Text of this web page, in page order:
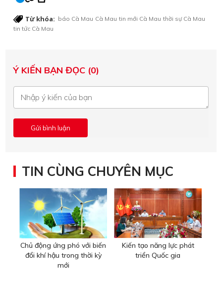
Từ khóa: báo Cà Mau Cà Mau tin mới Cà Mau thời sự Cà Mau
tin tức Cà Mau
Ý KIẾN BẠN ĐỌC (0)
TIN CÙNG CHUYÊN MỤC
Chủ động ứng phó với biến
đổi khí hậu trong thời kỳ
mới
Kiến tạo năng lực phát
triển Quốc gia